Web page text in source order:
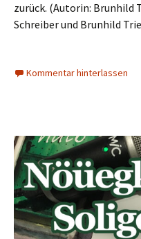
zurück. (Autorin: Brunhild
Schreiber und Brunhild
Kommentar hinterlassen